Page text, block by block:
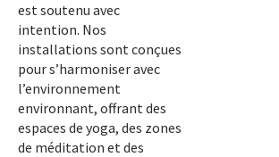
est soutenu avec
intention. Nos
installations sont conçues
pour s’harmoniser avec
l’environnement
environnant, offrant des
espaces de yoga, des zones
de méditation et des